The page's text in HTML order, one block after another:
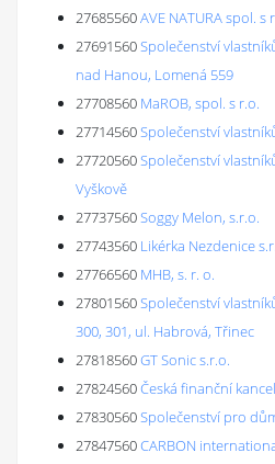
27685560AVE NATURA spol. s
27691560Společenství
nad Hanou, Lomená 559
27708560 MaROB, spol. s r.o.
27714560Společenství
27720560Společenství
Vyškově
27737560Soggy Melon, s.r.o.
27743560 Likérka Nezdenice
27766560 MHB, s. r. o.
27801560Společenství
300, 301, ul. Habrová, Třinec
27818560GT Sonic s.r.o.
27824560Česká finanční
27830560Společenství pro
27847560CARBON